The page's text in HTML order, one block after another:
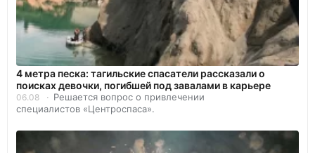
4 метра песка: тагильские спасатели рассказали о
поисках девочки, погибшей под завалами в карьере
06.08
Решается вопрос о привлечении
специалистов «Центроспаса».